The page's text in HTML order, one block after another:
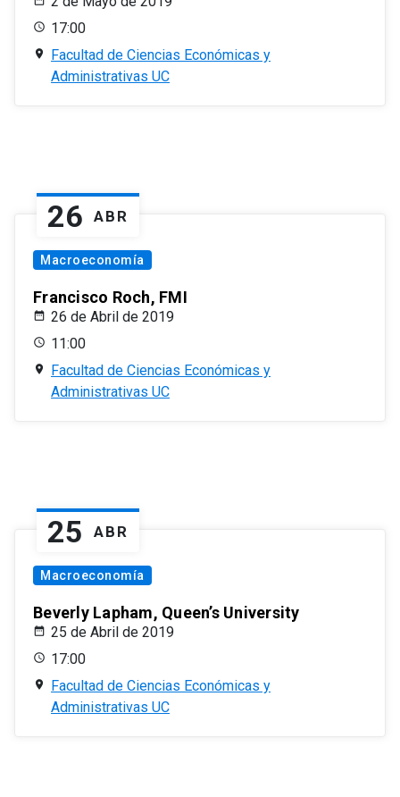
17:00
Facultad de Ciencias Económicas y
Administrativas UC
26 ABR
Macroeconomía
Francisco Roch, FMI
26 de Abril de 2019
11:00
Facultad de Ciencias Económicas y
Administrativas UC
25 ABR
Macroeconomía
Beverly Lapham, Queen’s University
25 de Abril de 2019
17:00
Facultad de Ciencias Económicas y
Administrativas UC